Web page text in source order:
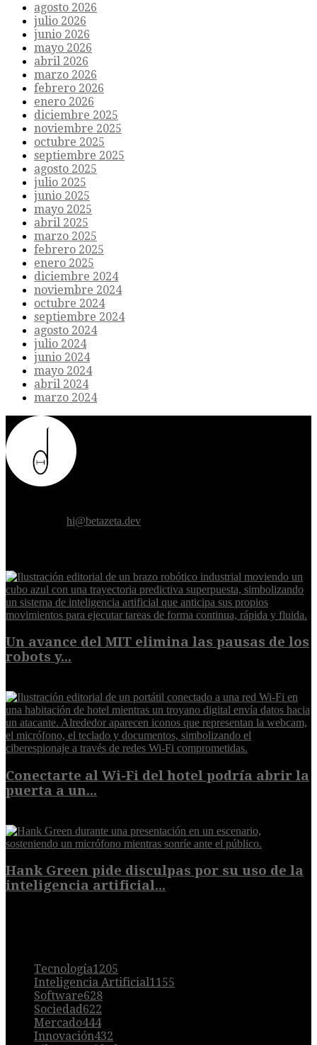
agosto 2026
julio 2026
junio 2026
mayo 2026
abril 2026
marzo 2026
febrero 2026
enero 2026
diciembre 2025
noviembre 2025
octubre 2025
septiembre 2025
agosto 2025
julio 2025
junio 2025
mayo 2025
abril 2025
marzo 2025
febrero 2025
enero 2025
diciembre 2024
noviembre 2024
octubre 2024
septiembre 2024
agosto 2024
julio 2024
junio 2024
mayo 2024
abril 2024
marzo 2024
hi@betazeta.dev
Un avance del MIT elimina las pausas de los
robots y...
Conectarte al Wi-Fi del hotel podría abrir la
puerta a un...
Hank Green pide disculpas por su uso de la
inteligencia artificial...
Tecnología1205
Inteligencia Artificial1155
Software628
Sociedad622
Mercado444
Innovación432